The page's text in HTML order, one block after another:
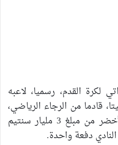
لكرة القدم، رسميا، لاعبه
قادما من الرجاء الرياضي،
في صفقة استفاد منها الأخضر من مبلغ 3 مليار سنتيم
دفعة واحدة.